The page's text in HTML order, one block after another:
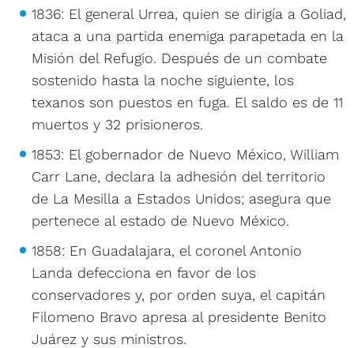
1836: El general Urrea, quien se dirigía a Goliad,
ataca a una partida enemiga parapetada en la
Misión del Refugio. Después de un combate
sostenido hasta la noche siguiente, los
texanos son puestos en fuga. El saldo es de 11
muertos y 32 prisioneros.
1853: El gobernador de Nuevo México, William
Carr Lane, declara la adhesión del territorio
de La Mesilla a Estados Unidos; asegura que
pertenece al estado de Nuevo México.
1858: En Guadalajara, el coronel Antonio
Landa defecciona en favor de los
conservadores y, por orden suya, el capitán
Filomeno Bravo apresa al presidente Benito
Juárez y sus ministros.